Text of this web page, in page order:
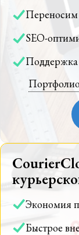
SEO-
Поддержка
Экономия
Быстрое